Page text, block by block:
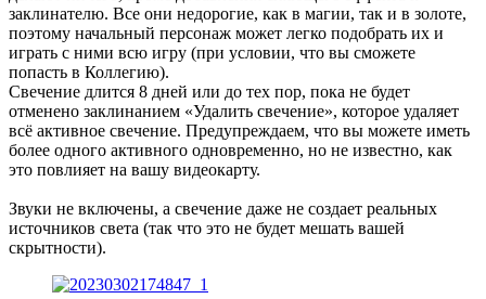
заклинателю. Все они недорогие, как в магии, так и в золоте,
поэтому начальный персонаж может легко подобрать их и
играть с ними всю игру (при условии, что вы сможете
попасть в Коллегию).
Свечение длится 8 дней или до тех пор, пока не будет
отменено заклинанием «Удалить свечение», которое удаляет
всё активное свечение. Предупреждаем, что вы можете иметь
более одного активного одновременно, но не известно, как
это повлияет на вашу видеокарту.
Звуки не включены, а свечение даже не создает реальных
источников света (так что это не будет мешать вашей
скрытности).